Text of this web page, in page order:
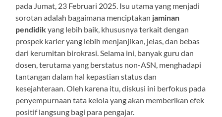
pada Jumat, 23 Februari 2025. Isu utama yang menjadi
sorotan adalah bagaimana menciptakan jaminan
pendidikyang lebih baik, khususnya terkait dengan
prospek karier yang lebih menjanjikan, jelas, dan bebas
dari kerumitan birokrasi. Selama ini, banyak guru dan
dosen, terutama yang berstatus non-ASN, menghadapi
tantangan dalam hal kepastian status dan
kesejahteraan. Oleh karena itu, diskusi ini berfokus pada
penyempurnaan tata kelola yang akan memberikan efek
positif langsung bagi para pengajar.